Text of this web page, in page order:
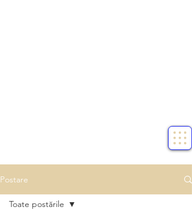
Postare
Toate postările